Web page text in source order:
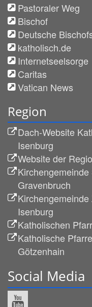
Pastoraler Weg
Bischof
Deutsche
katholisch.de
Internetseelsorge
Caritas
Vatican News
Region
Dach-Website
Isenburg
Website der
Gravenbruch
Isenburg
Katholischen
Katholische
Götzenhain
Social Media